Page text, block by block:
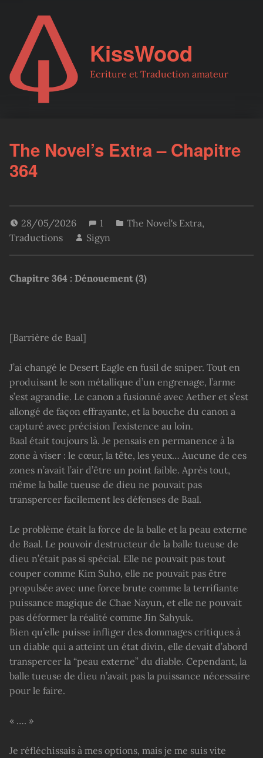
KissWood
Ecriture et Traduction amateur
The Novel’s Extra – Chapitre
364
28/05/2026 1 The Novel's Extra,
Traductions
Sigyn
Chapitre 364 : Dénouement (3)
[Barrière de Baal]
J’ai changé le Desert Eagle en fusil de sniper. Tout en
produisant le son métallique d’un engrenage, l’arme
s’est agrandie. Le canon a fusionné avec Aether et s’est
allongé de façon effrayante, et la bouche du canon a
capturé avec précision l’existence au loin.
Baal était toujours là. Je pensais en permanence à la
zone à viser : le cœur, la tête, les yeux… Aucune de ces
zones n’avait l’air d’être un point faible. Après tout,
même la balle tueuse de dieu ne pouvait pas
transpercer facilement les défenses de Baal.
Le problème était la force de la balle et la peau externe
de Baal. Le pouvoir destructeur de la balle tueuse de
dieu n’était pas si spécial. Elle ne pouvait pas tout
couper comme Kim Suho, elle ne pouvait pas être
propulsée avec une force brute comme la terrifiante
puissance magique de Chae Nayun, et elle ne pouvait
pas déformer la réalité comme Jin Sahyuk.
Bien qu’elle puisse infliger des dommages critiques à
un diable qui a atteint un état divin, elle devait d’abord
transpercer la “peau externe” du diable. Cependant, la
balle tueuse de dieu n’avait pas la puissance nécessaire
pour le faire.
« …. »
Je réfléchissais à mes options, mais je me suis vite